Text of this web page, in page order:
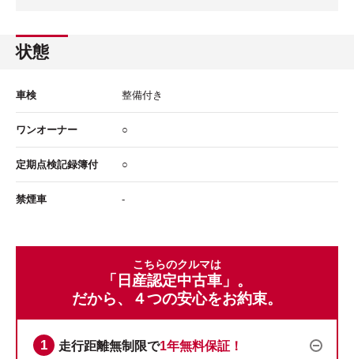
状態
車検 整備付き
ワンオーナー ○
定期点検記録簿付 ○
禁煙車 -
こちらのクルマは
「日産認定中古車」。
だから、４つの安心をお約束。
走行距離無制限で1年無料保証！